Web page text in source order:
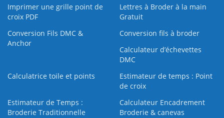
Imprimer une grille point de
croix PDF
Lettres à Broder à la main
Gratuit
Conversion Fils DMC &
Anchor
Conversion fils à broder
Calculateur d’échevettes
DMC
Calculatrice toile et points
Estimateur de temps : Point
de croix
Estimateur de Temps :
Broderie Traditionnelle
Calculateur Encadrement
Broderie & canevas